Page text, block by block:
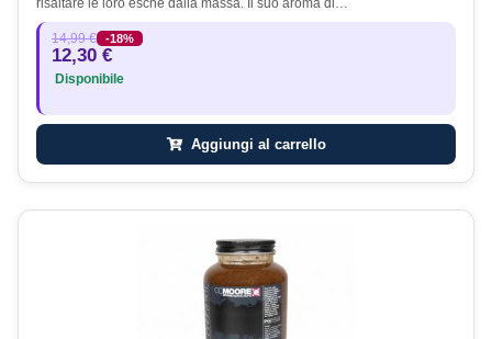
risaltare le loro esche dalla massa. Il suo aroma di…
14,99 € -18%
12,30 €
Disponibile
Aggiungi al carrello